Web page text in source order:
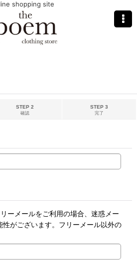
shopping site
STEP 2
確認
STEP 3
完了
ーメールをご利用の場合、迷惑メー
性がございます。フリーメール以外の